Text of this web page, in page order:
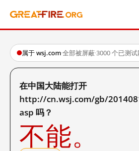
属于 wsj.com·全部被屏蔽·3000 个已测试
在中国大陆能打开
http://cn.wsj.com/gb/
asp 吗？
不能。